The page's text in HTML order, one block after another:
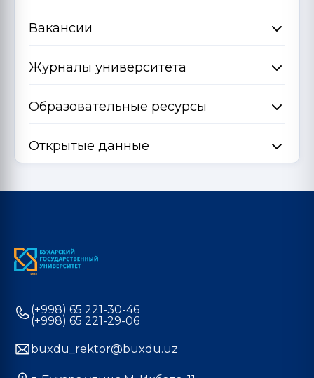
Вакансии
Журналы университета
Образовательные ресурсы
Открытые данные
(+998) 65 221-30-46
(+998) 65 221-29-06
buxdu_rektor@buxdu.uz